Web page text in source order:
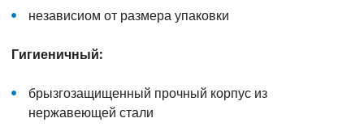
независиом от размера упаковки
Гигиеничный:
брызгозащищенный прочный корпус из
нержавеющей стали